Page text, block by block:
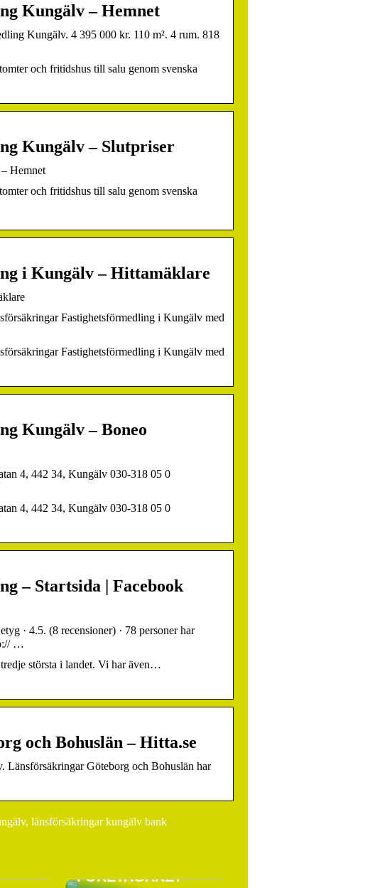
Kungälv – Hemnet
Kungälv. 4 395 000 kr. 110 m². 4 rum. 818
och fritidshus till salu genom svenska
Kungälv – Slutpriser
Hemnet
och fritidshus till salu genom svenska
i Kungälv – Hittamäklare
Fastighetsförmedling i Kungälv med
Fastighetsförmedling i Kungälv med
Kungälv – Boneo
4, 442 34, Kungälv 030-318 05 0
4, 442 34, Kungälv 030-318 05 0
– Startsida | Facebook
· 4.5. (8 recensioner) · 78 personer har
…
största i landet. Vi har även…
och Bohuslän – Hitta.se
Länsförsäkringar Göteborg och Bohuslän har
länsförsäkringar kungälv bank
FÖRETAGARE?